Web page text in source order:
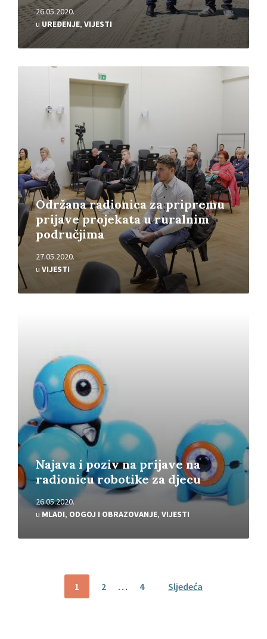
26.05.2020.
u UREĐENJE,VIJESTI
Održana radionica za pripremu
prijave projekata u ruralnim
područjima
27.05.2020.
u VIJESTI
Pročitajte
Najava i poziv na prijave na
radionicu robotike za djecu
26.05.2020.
u MLADI, ODGOJ I OBRAZOVANJE, VIJESTI
Brojevi
1 2 … 4 Sljedeća